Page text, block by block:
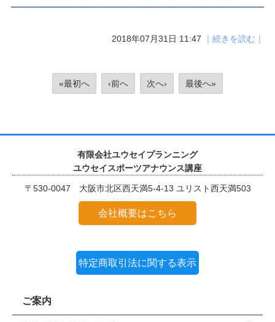
2018年07月31日 11:47 ｜続きを読む｜
«最初へ ‹前へ 次へ› 最後へ»
有限会社ユウセイプランニング
ユウセイスポーツアナウンス講座
〒530-0047 大阪市北区西天満5-4-13 ユリスト西天満503
会社概要はこちら
特定商取引法に関する表示
ご案内